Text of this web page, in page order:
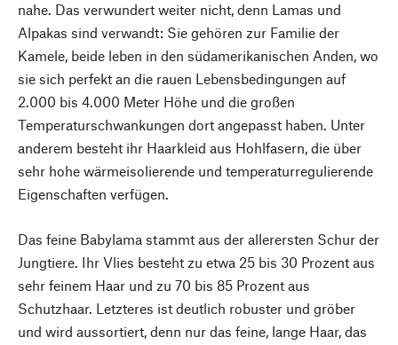
nahe. Das verwundert weiter nicht, denn Lamas und
Alpakas sind verwandt: Sie gehören zur Familie der
Kamele, beide leben in den südamerikanischen Anden, wo
sie sich perfekt an die rauen Lebensbedingungen auf
2.000 bis 4.000 Meter Höhe und die großen
Temperaturschwankungen dort angepasst haben. Unter
anderem besteht ihr Haarkleid aus Hohlfasern, die über
sehr hohe wärmeisolierende und temperaturregulierende
Eigenschaften verfügen.
Das feine Babylama stammt aus der allerersten Schur der
Jungtiere. Ihr Vlies besteht zu etwa 25 bis 30 Prozent aus
sehr feinem Haar und zu 70 bis 85 Prozent aus
Schutzhaar. Letzteres ist deutlich robuster und gröber
und wird aussortiert, denn nur das feine, lange Haar, das